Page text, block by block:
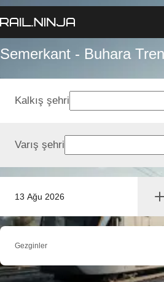
Semerkant - Buhara
13 Ağu 2026
Kalkış şehri
Varış şehri
Gezginler